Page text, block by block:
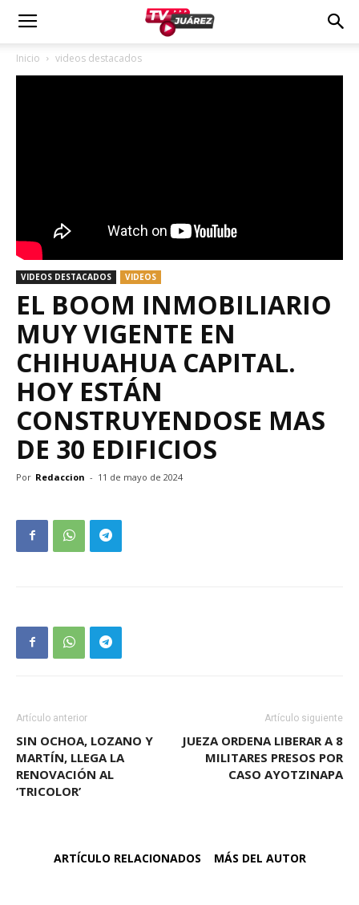
Inicio videos destacados
VIDEOS DESTACADOS VIDEOS
EL BOOM INMOBILIARIO
MUY VIGENTE EN
CHIHUAHUA CAPITAL.
HOY ESTÁN
CONSTRUYENDOSE MAS
DE 30 EDIFICIOS
Por Redaccion - 11 de mayo de 2024
Artículo anterior
SIN OCHOA, LOZANO Y
MARTÍN, LLEGA LA
RENOVACIÓN AL
‘TRICOLOR’
Artículo siguiente
JUEZA ORDENA LIBERAR A 8
MILITARES PRESOS POR
CASO AYOTZINAPA
ARTÍCULO RELACIONADOS MÁS DEL AUTOR